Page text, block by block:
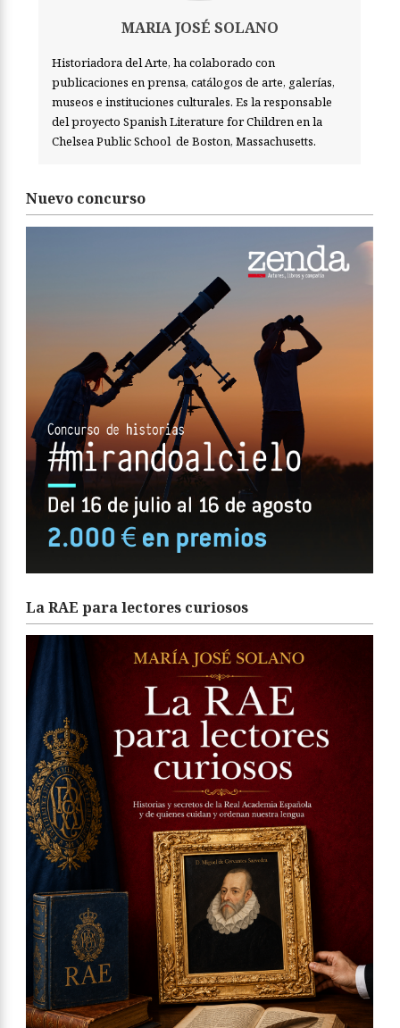
MARIA JOSÉ SOLANO
Historiadora del Arte, ha colaborado con
publicaciones en prensa, catálogos de arte, galerías,
museos e instituciones culturales. Es la responsable
del proyecto Spanish Literature for Children en la
Chelsea Public School de Boston, Massachusetts.
Nuevo concurso
La RAE para lectores curiosos